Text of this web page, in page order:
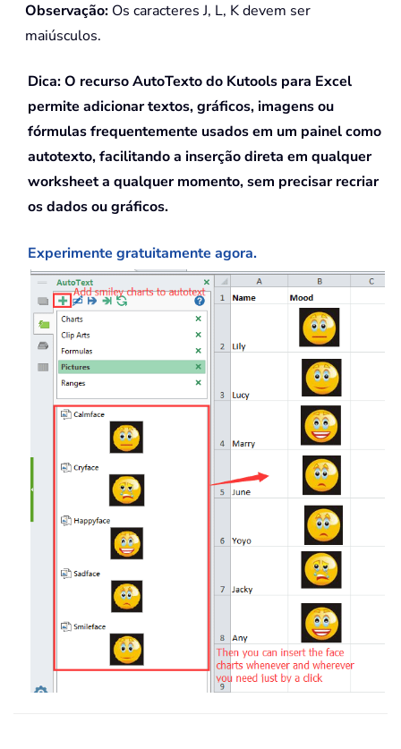
Observação: Os caracteres J, L, K devem ser
maiúsculos.
Dica: O recurso AutoTexto do Kutools para Excel
permite adicionar textos, gráficos, imagens ou
fórmulas frequentemente usados em um painel como
autotexto, facilitando a inserção direta em qualquer
worksheet a qualquer momento, sem precisar recriar
os dados ou gráficos.
Experimente gratuitamente agora.